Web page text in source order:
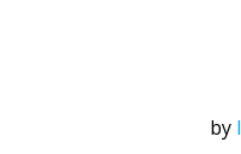
by